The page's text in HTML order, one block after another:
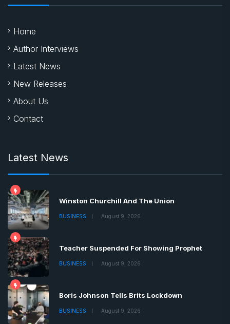
Home
Author Interviews
Latest News
New Releases
About Us
Contact
Latest News
Winston Churchill And The Union
BUSINESS August 9, 2026
Teacher Suspended For Showing Prophet
BUSINESS August 9, 2026
Boris Johnson Tells Brits Lockdown
BUSINESS August 9, 2026